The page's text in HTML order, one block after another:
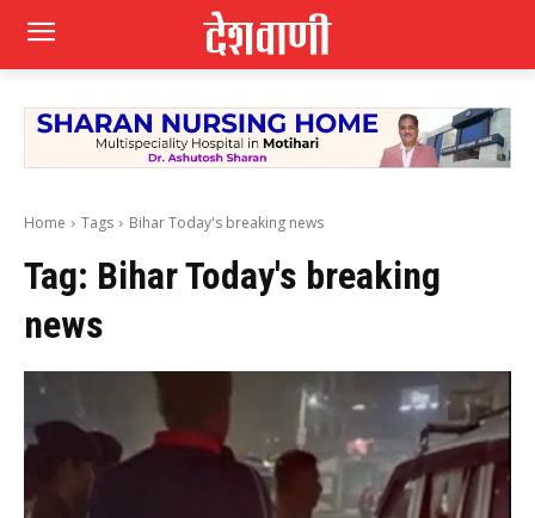
Home Tags Bihar Today's breaking news
Tag: Bihar Today's breaking
news